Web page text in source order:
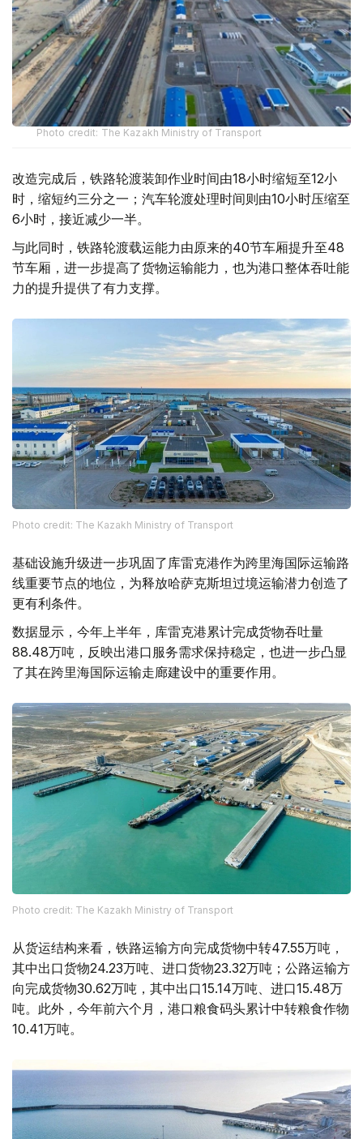
Photo credit: The Kazakh Ministry of Transport
改造完成后，铁路轮渡装卸作业时间由18小时缩短至12小
时，缩短约三分之一；汽车轮渡处理时间则由10小时压缩至
6小时，接近减少一半。
与此同时，铁路轮渡载运能力由原来的40节车厢提升至48
节车厢，进一步提高了货物运输能力，也为港口整体吞吐能
力的提升提供了有力支撑。
Photo credit: The Kazakh Ministry of Transport
基础设施升级进一步巩固了库雷克港作为跨里海国际运输路
线重要节点的地位，为释放哈萨克斯坦过境运输潜力创造了
更有利条件。
数据显示，今年上半年，库雷克港累计完成货物吞吐量
88.48万吨，反映出港口服务需求保持稳定，也进一步凸显
了其在跨里海国际运输走廊建设中的重要作用。
Photo credit: The Kazakh Ministry of Transport
从货运结构来看，铁路运输方向完成货物中转47.55万吨，
其中出口货物24.23万吨、进口货物23.32万吨；公路运输方
向完成货物30.62万吨，其中出口15.14万吨、进口15.48万
吨。此外，今年前六个月，港口粮食码头累计中转粮食作物
10.41万吨。